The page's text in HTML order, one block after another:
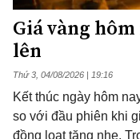
Giá vàng
lên
Thứ 3, 04/08/2026 | 19:16
Kết thúc ngày hôm
so với đầu phiên khi
đồng loạt tăng nhẹ.